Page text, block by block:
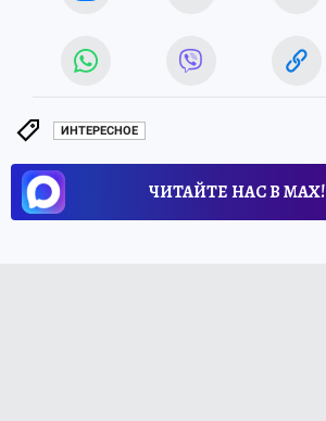
ИНТЕРЕСНОЕ
ЧИТАЙТЕ НАС В МАХ!